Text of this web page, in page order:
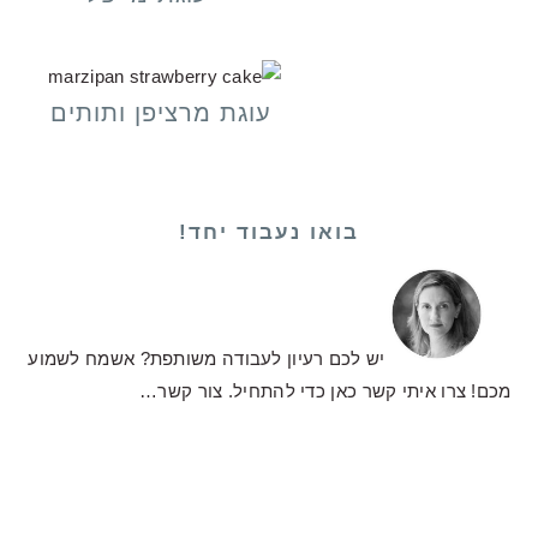
עוגת מרציפן ותותים
בואו נעבוד יחד!
יש לכם רעיון לעבודה משותפת? אשמח לשמוע
מכם! צרו איתי קשר כאן כדי להתחיל. צור קשר…